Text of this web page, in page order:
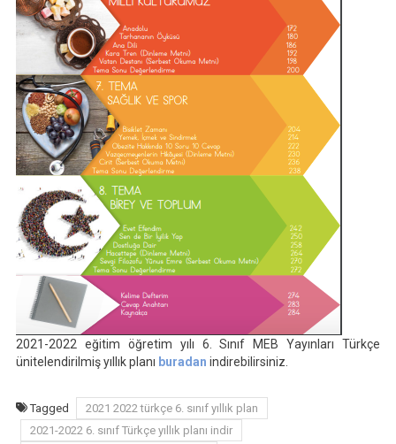
2021-2022 eğitim öğretim yılı 6. Sınıf MEB Yayınları Türkçe
ünitelendirilmiş yıllık planı buradan indirebilirsiniz.
Tagged
2021 2022 türkçe 6. sınıf yıllık plan
2021-2022 6. sınıf Türkçe yıllık planı indir